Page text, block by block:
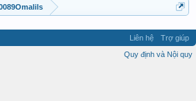
Liên hệ
Trợ giúp
Quy định và Nội quy